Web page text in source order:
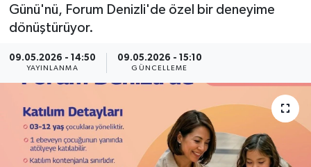
Günü'nü, Forum Denizli'de özel bir deneyime
dönüştürüyor.
09.05.2026 - 14:50
YAYINLANMA
09.05.2026 - 15:10
GÜNCELLEME
Advertising news
Canlı Maç
Dış Haberler
Dünya
Haber Arşivi